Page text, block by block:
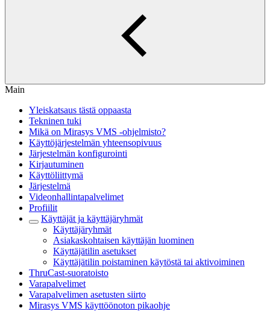
Main
Yleiskatsaus tästä oppaasta
Tekninen tuki
Mikä on Mirasys VMS -ohjelmisto?
Käyttöjärjestelmän yhteensopivuus
Järjestelmän konfigurointi
Kirjautuminen
Käyttöliittymä
Järjestelmä
Videonhallintapalvelimet
Profiilit
Käyttäjät ja käyttäjäryhmät
Käyttäjäryhmät
Asiakaskohtaisen käyttäjän luominen
Käyttäjätilin asetukset
Käyttäjätilin poistaminen käytöstä tai aktivoiminen
ThruCast-suoratoisto
Varapalvelimet
Varapalvelimen asetusten siirto
Mirasys VMS käyttöönoton pikaohje